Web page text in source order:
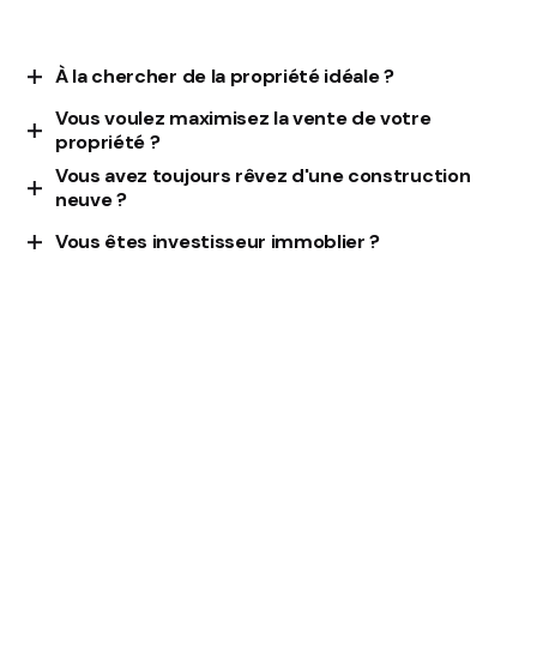
À la chercher de la propriété idéale ?
Laissez notre expertise vous mener vers votre lieu de
vie idéal en toute tranquillité d'esprit
Vous voulez maximisez la vente de votre
propriété ?
Maximisez le potentiel de vente de votre propriété
grâceà notre équipe expérimentée et à nos
stratégies sur mesure
Vous avez toujours rêvez d'une construction
neuve ?
Nous réalisons vos rêves avec des projets
Vous êtes investisseur immoblier ?